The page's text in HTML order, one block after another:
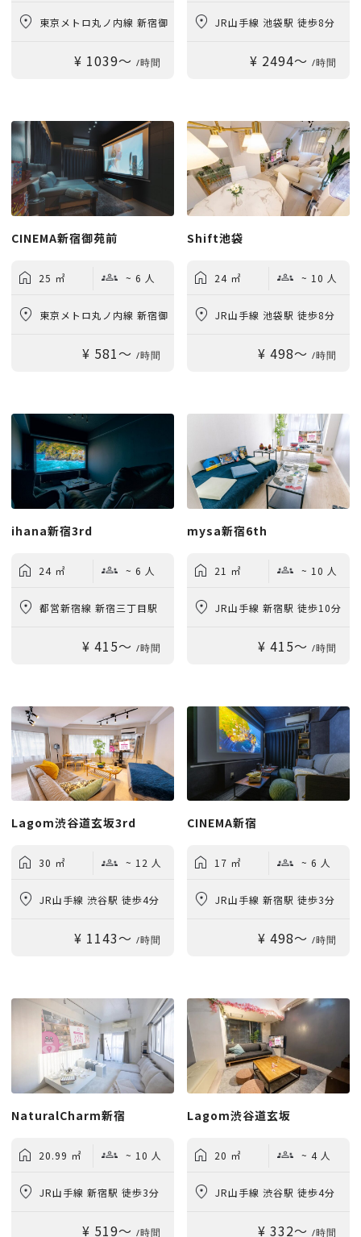
東京メトロ丸ノ内線 新宿御
苑前駅 徒歩1分
¥ 1039〜 /時間
JR山手線 池袋駅 徒歩8分
¥ 2494〜 /時間
CINEMA新宿御苑前
25 ㎡ ~ 6 人
東京メトロ丸ノ内線 新宿御
苑前駅 徒歩3分
¥ 581〜 /時間
Shift池袋
24 ㎡ ~ 10 人
JR山手線 池袋駅 徒歩8分
¥ 498〜 /時間
ihana新宿3rd
24 ㎡ ~ 6 人
都営新宿線 新宿三丁目駅
¥ 415〜 /時間
mysa新宿6th
21 ㎡ ~ 10 人
JR山手線 新宿駅 徒歩10分
¥ 415〜 /時間
Lagom渋谷道玄坂3rd
30 ㎡ ~ 12 人
JR山手線 渋谷駅 徒歩4分
¥ 1143〜 /時間
CINEMA新宿
17 ㎡ ~ 6 人
JR山手線 新宿駅 徒歩3分
¥ 498〜 /時間
NaturalCharm新宿
20.99 ㎡ ~ 10 人
JR山手線 新宿駅 徒歩3分
¥ 519〜 /時間
Lagom渋谷道玄坂
20 ㎡ ~ 4 人
JR山手線 渋谷駅 徒歩4分
¥ 332〜 /時間